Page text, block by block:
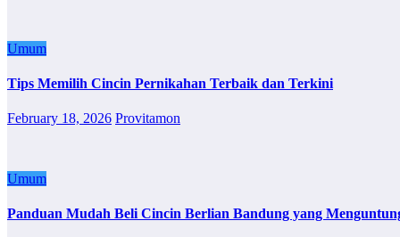
Umum
Tips Memilih Cincin Pernikahan Terbaik dan Terkini
February 18, 2026 Provitamon
Umum
Panduan Mudah Beli Cincin Berlian Bandung yang